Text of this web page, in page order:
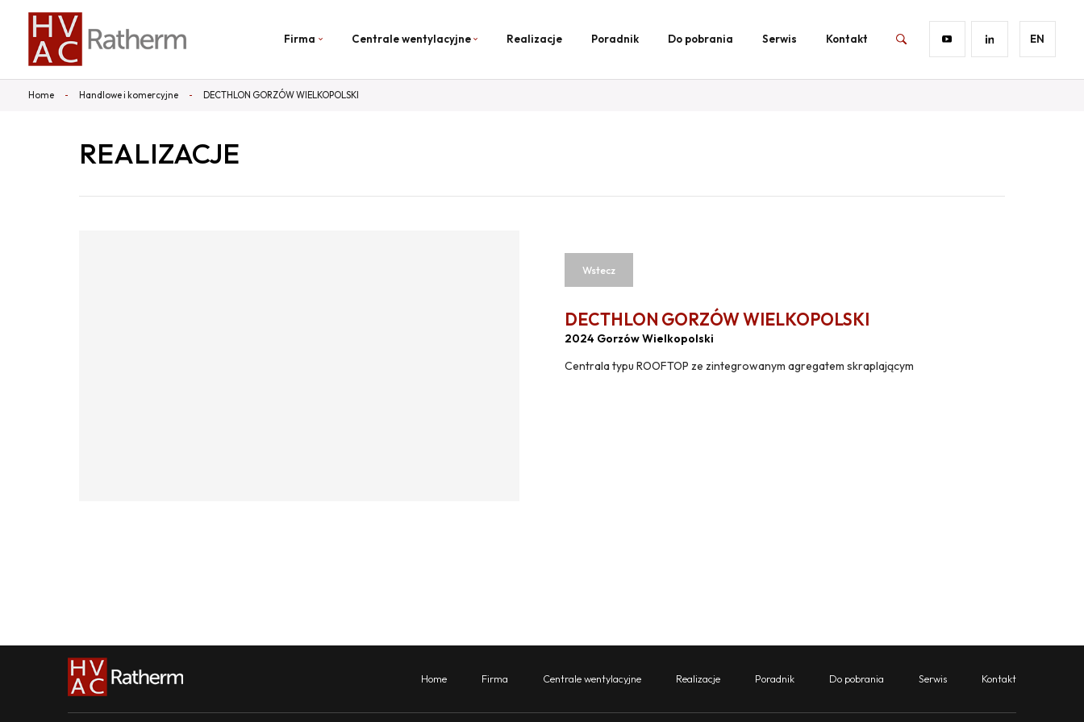
Firma Centrale wentylacyjne Realizacje Poradnik Do pobrania Serwis Kontakt EN
Home Handlowe i komercyjne DECTHLON GORZÓW WIELKOPOLSKI
REALIZACJE
Wstecz
DECTHLON GORZÓW WIELKOPOLSKI
2024 Gorzów Wielkopolski
Centrala typu ROOFTOP ze zintegrowanym agregatem skraplającym
Home Firma Centrale wentylacyjne Realizacje Poradnik Do pobrania Serwis Kontakt